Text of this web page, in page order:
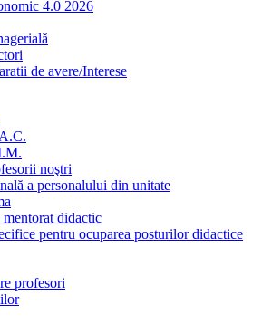
4.0 2026
de avere/Interese
noştri
a personalului din unitate
didactic
pentru ocuparea posturilor didactice
profesori